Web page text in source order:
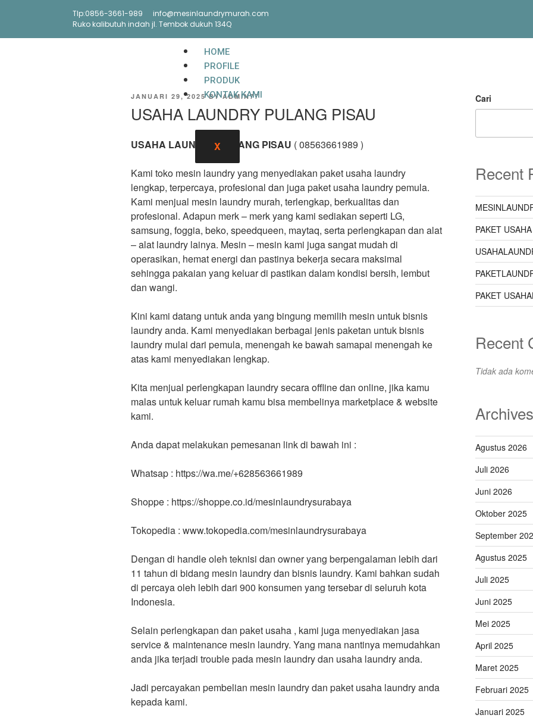
Tlp:0856-3661-989
info@mesinlaundrymurah.com
Ruko kalibutuh indah jl. Tembok dukuh 134Q
HOME
PROFILE
PRODUK
KONTAK KAMI
X
JANUARI 29, 2025BYADMIN77
USAHA LAUNDRY PULANG PISAU
USAHA LAUNDRY PULANG PISAU ( 08563661989 )
Kami toko mesin laundry yang menyediakan paket usaha laundry
lengkap, terpercaya, profesional dan juga paket usaha laundry pemula.
Kami menjual mesin laundry murah, terlengkap, berkualitas dan
profesional. Adapun merk – merk yang kami sediakan seperti LG,
samsung, foggia, beko, speedqueen, maytaq, serta perlengkapan dan alat
– alat laundry lainya. Mesin – mesin kami juga sangat mudah di
operasikan, hemat energi dan pastinya bekerja secara maksimal
sehingga pakaian yang keluar di pastikan dalam kondisi bersih, lembut
dan wangi.
Kini kami datang untuk anda yang bingung memilih mesin untuk bisnis
laundry anda. Kami menyediakan berbagai jenis paketan untuk bisnis
laundry mulai dari pemula, menengah ke bawah samapai menengah ke
atas kami menyediakan lengkap.
Kita menjual perlengkapan laundry secara offline dan online, jika kamu
malas untuk keluar rumah kamu bisa membelinya marketplace & website
kami.
Anda dapat melakukan pemesanan link di bawah ini :
Whatsap : https://wa.me/+628563661989
Shoppe : https://shoppe.co.id/mesinlaundrysurabaya
Tokopedia : www.tokopedia.com/mesinlaundrysurabaya
Dengan di handle oleh teknisi dan owner yang berpengalaman lebih dari
11 tahun di bidang mesin laundry dan bisnis laundry. Kami bahkan sudah
di percaya oleh lebih dari 900 konsumen yang tersebar di seluruh kota
Indonesia.
Selain perlengkapan dan paket usaha , kami juga menyediakan jasa
service & maintenance mesin laundry. Yang mana nantinya memudahkan
anda jika terjadi trouble pada mesin laundry dan usaha laundry anda.
Jadi percayakan pembelian mesin laundry dan paket usaha laundry anda
kepada kami.
Cari
Recent
PAKET
PAKET
Recent
Tidak ada
Archives
Agustus 2026
Juli 2026
Juni 2026
Oktober 2025
September
Agustus 2025
Juli 2025
Juni 2025
Mei 2025
April 2025
Maret 2025
Februari 2025
Januari 2025